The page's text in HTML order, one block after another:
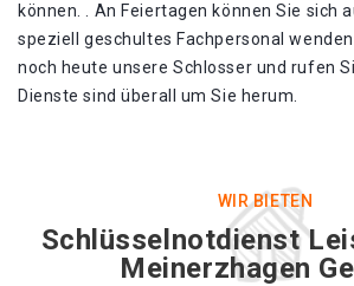
können. . An Feiertagen können Sie sich
speziell geschultes Fachpersonal
noch heute unsere Schlosser und rufen
Dienste sind überall um Sie herum.
WIR BIETEN
Schlüsselnotdienst
Meinerzhagen